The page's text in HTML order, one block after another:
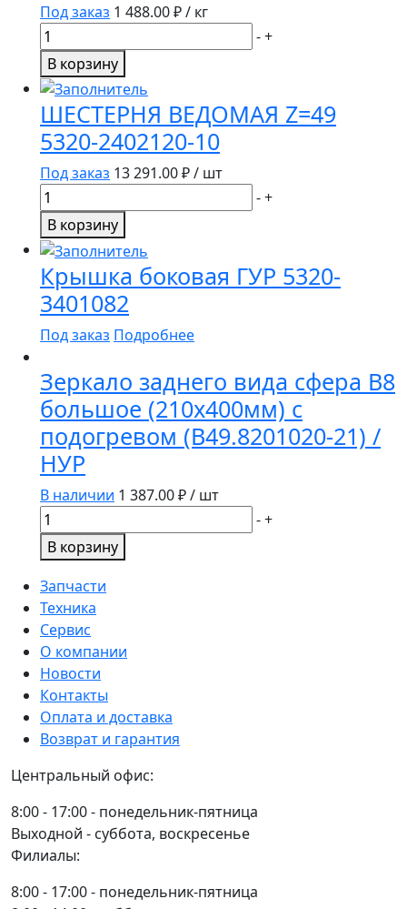
Под заказ 1 488.00₽ / кг
Количество
товара
ГАЙКА
М68Х11,5
СРЕДНЕГО
РЕДУКТОРА
БЕЗ
ШТИФТА
-+
В корзину
ШЕСТЕРНЯ ВЕДОМАЯ Z=49
5320-2402120-10
Под заказ 13 291.00₽ / шт
Количество
товара
ШЕСТЕРНЯ
ВЕДОМАЯ
Z=49
5320-
2402120-
10
-+
В корзину
Крышка боковая ГУР 5320-
3401082
Под заказ Подробнее
Зеркало заднего вида сфера В8
большое (210х400мм) с
подогревом (В49.8201020-21) /
НУР
В наличии 1 387.00₽ / шт
Количество
товара
Зеркало
заднего
вида
сфера
В8
большое
(210х400мм)
с
подогревом
21)
НУР
-+
В корзину
Запчасти
Техника
Сервис
О компании
Новости
Контакты
Оплата и доставка
Возврат и гарантия
Центральный офис:
8:00 - 17:00 - понедельник-пятница
Выходной - суббота, воскресенье
Филиалы:
8:00 - 17:00 - понедельник-пятница